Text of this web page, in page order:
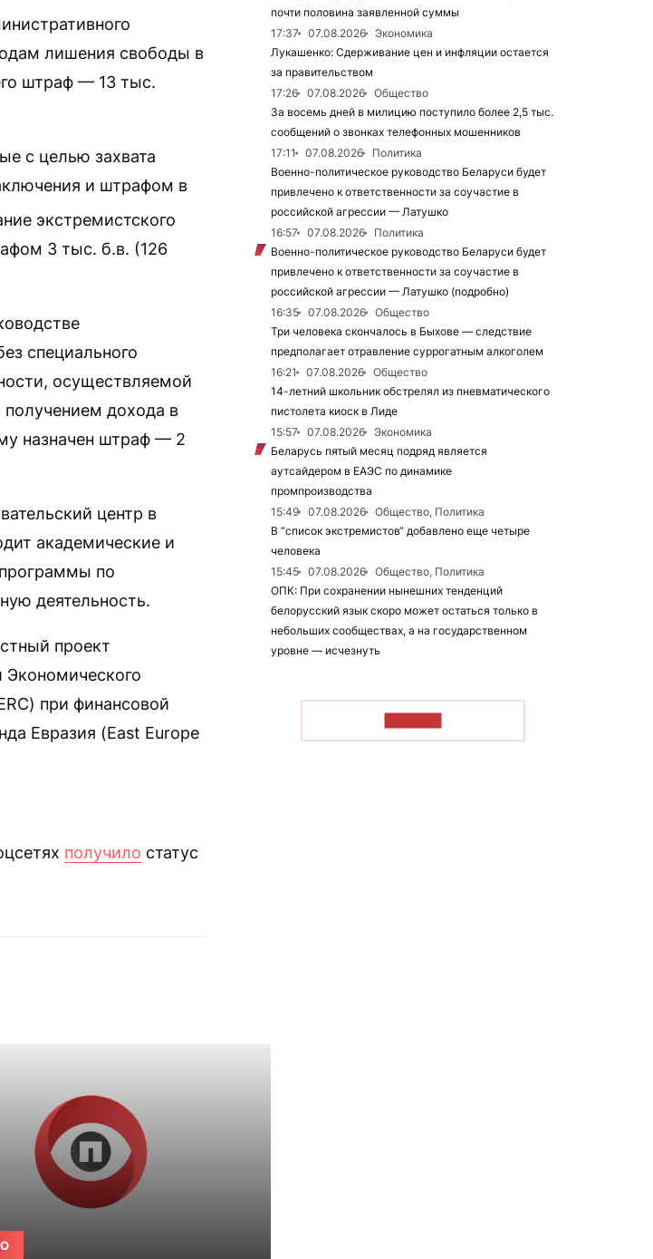
лишения свободы в
штраф — 13 тыс.
с целью захвата
и штрафом в
экстремистского
3 тыс. б.в. (126
специального
осуществляемой
получением дохода в
назначен штраф — 2
центр в
академические и
по
деятельность.
проект
Экономического
при финансовой
Евразия (East Europe
получило статус
почти половина заявленной суммы
17:37
07.08.2026
Экономика
Лукашенко: Сдерживание цен и инфляции остается
за правительством
17:26
07.08.2026
Общество
За восемь дней в милицию поступило более 2,5 тыс.
сообщений о звонках телефонных мошенников
17:11
07.08.2026
Политика
Военно-политическое руководство Беларуси будет
привлечено к ответственности за соучастие в
российской агрессии — Латушко
16:57
07.08.2026
Политика
Военно-политическое руководство Беларуси будет
привлечено к ответственности за соучастие в
российской агрессии — Латушко (подробно)
16:35
07.08.2026
Общество
Три человека скончалось в Быхове — следствие
предполагает отравление суррогатным алкоголем
16:21
07.08.2026
Общество
14-летний школьник обстрелял из пневматического
пистолета киоск в Лиде
15:57
07.08.2026
Экономика
Беларусь пятый месяц подряд является
аутсайдером в ЕАЭС по динамике
промпроизводства
15:49
07.08.2026
Общество, Политика
В “список экстремистов“ добавлено еще четыре
человека
15:45
07.08.2026
Общество, Политика
ОПК: При сохранении нынешних тенденций
белорусский язык скоро может остаться только в
небольших сообществах, а на государственном
уровне — исчезнуть